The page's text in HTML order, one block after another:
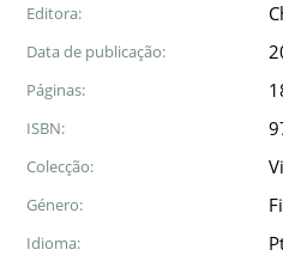
Editora:
Data de publicação:
Páginas:
ISBN:
Colecção:
Género:
Idioma: